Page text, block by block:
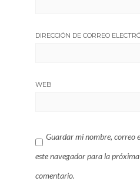
DIRECCIÓN DE CORREO
WEB
Guardar mi nombre, correo
este navegador para la
comentario.